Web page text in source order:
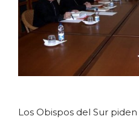
Los Obispos del Sur